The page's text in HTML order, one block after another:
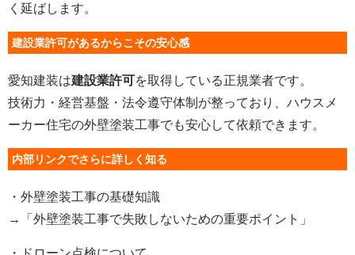
く延ばします。
建設業許可があるからこその安心感
愛知建装は建設業許可を取得している正規業者です。
技術力・経営基盤・法令遵守体制が整っており、ハウスメ
ーカー住宅の外壁塗装工事でも安心して依頼できます。
内部リンクでさらに詳しく知る
・外壁塗装工事の基礎知識
→「外壁塗装工事で失敗しないための重要ポイント」